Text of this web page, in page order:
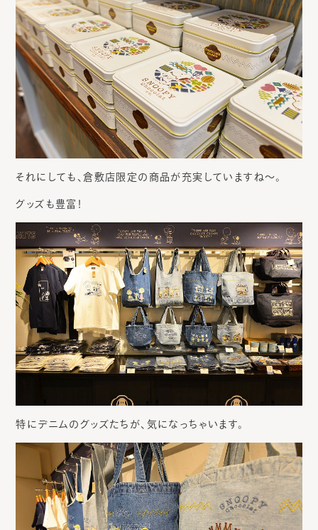
それにしても、倉敷店限定の商品が充実していますね～。
グッズも豊富！
特にデニムのグッズたちが、気になっちゃいます。